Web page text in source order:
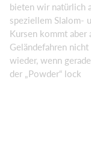
bieten wir natürlich
speziellem Slalom-
Kursen kommt aber
Geländefahren
wieder, wenn
der „Powder“ lock